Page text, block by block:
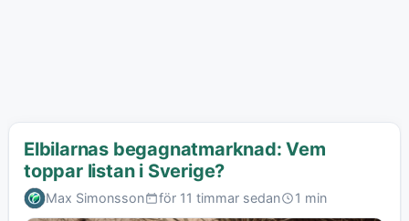
Elbilarnas begagnatmarknad: Vem
toppar listan i Sverige?
Max Simonsson för 11 timmar sedan 1 min